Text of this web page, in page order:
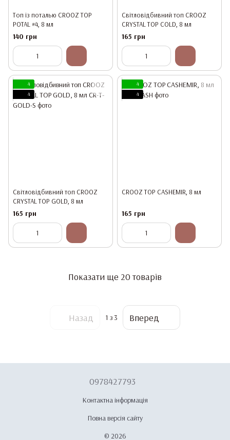
Топ із поталью CROOZ TOP
POTAL #4, 8 мл
140 грн
Світловідбивний топ CROOZ
CRYSTAL TOP COLD, 8 мл
165 грн
4
4
Світловідбивний топ CROOZ
CRYSTAL TOP GOLD, 8 мл
165 грн
4
4
CROOZ TOP CASHEMIR, 8 мл
165 грн
Показати ще 20 товарів
Назад 1 з 3 Вперед
0978427793
Контактна інформація
Повна версія сайту
© 2026